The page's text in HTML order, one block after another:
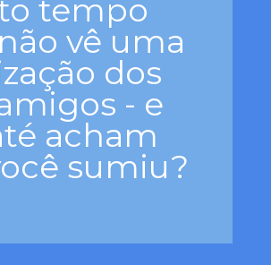
tempo
vê uma
dos
- e
acham
sumiu?